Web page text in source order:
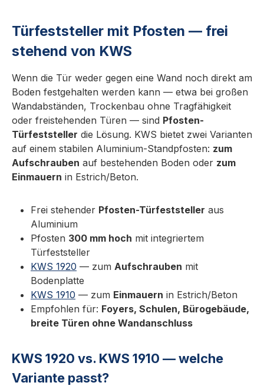
im Boden verankert oder aufgeschraubt und
für freistehende Türen, Glas-Bautrennungen
mm, Aluminium oder Edelstahl-Rostfrei je
nach Ausführung. Technische Daten Max.
Türgewicht100 kg MaterialAluminium,
Edelstahl-Rostfrei Höhe300 mm Standard
(siehe Produktname) FunktionPfosten +
integrierter Türfeststeller / -puffer
MontageAufschrauben oder Einmauern
Ausführungen im Überblick Erhältlich in 8
OberflächeMaß X
KWS.1920.02.X150silberfarbig
einbrennlackiert150 mm
KWS.1920.02.X200silberfarbig
einbrennlackiert200 mm
KWS.1920.02.X250silberfarbig
einbrennlackiert250 mm
KWS.1920.02.X300silberfarbig
einbrennlackiert300 mm
gebürstet150 mm KWS.1920.82.X200Edelstahl
KWS.1920.82.X250Edelstahl - matt
Türfeststeller mit Pfosten — frei
stehend von KWS
Wenn die Tür weder gegen eine Wand noch direkt am
Boden festgehalten werden kann — etwa bei großen
Wandabständen, Trockenbau ohne Tragfähigkeit
oder freistehenden Türen — sind Pfosten-
Türfeststeller die Lösung. KWS bietet zwei Varianten
auf einem stabilen Aluminium-Standpfosten: zum
Aufschrauben auf bestehenden Boden oder zum
Einmauern in Estrich/Beton.
Frei stehender Pfosten-Türfeststeller aus
Aluminium
Pfosten 300 mm hoch mit integriertem
Türfeststeller
KWS 1920 — zum Aufschrauben mit
Bodenplatte
KWS 1910 — zum Einmauern in Estrich/Beton
Empfohlen für: Foyers, Schulen, Bürogebäude,
breite Türen ohne Wandanschluss
KWS 1920 vs. KWS 1910 — welche
Variante passt?